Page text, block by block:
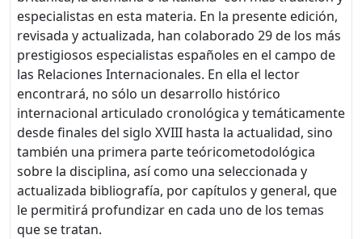
especialistas en esta materia. En la presente edición,
revisada y actualizada, han colaborado 29 de los más
prestigiosos especialistas españoles en el campo de
las Relaciones Internacionales. En ella el lector
encontrará, no sólo un desarrollo histórico
internacional articulado cronológica y temáticamente
desde finales del siglo XVIII hasta la actualidad, sino
también una primera parte teóricometodológica
sobre la disciplina, así como una seleccionada y
actualizada bibliografía, por capítulos y general, que
le permitirá profundizar en cada uno de los temas
que se tratan.